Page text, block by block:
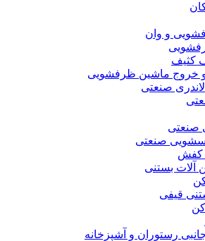
و وان
کثیف
و خروج ماشین ظرفشویی
صنعتی
صنعتی
صنعتی
کفش
آلات بستنی
قیفی
رستوران و آشپزخانه